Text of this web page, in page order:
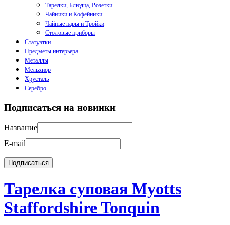
Тарелки, Блюдца, Розетки
Чайники и Кофейники
Чайные пары и Тройки
Столовые приборы
Статуэтки
Предметы интерьера
Металлы
Мельхиор
Хрусталь
Серебро
Подписаться на новинки
Название
E-mail
Тарелка суповая Myotts
Staffordshire Tonquin